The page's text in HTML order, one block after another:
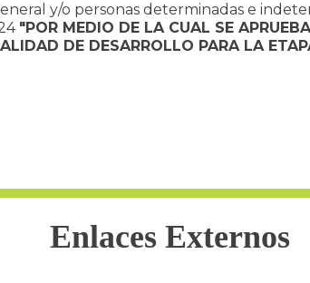
y/o personas determinadas e
"POR MEDIO DE LA CUAL SE
DE DESARROLLO PARA LA
Enlaces Externos